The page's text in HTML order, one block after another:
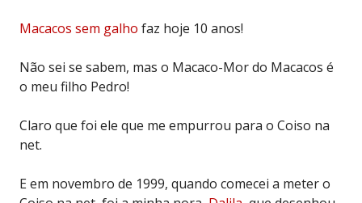
Macacos sem galho faz hoje 10 anos!
Não sei se sabem, mas o Macaco-Mor do Macacos é
o meu filho Pedro!
Claro que foi ele que me empurrou para o Coiso na
net.
E em novembro de 1999, quando comecei a meter o